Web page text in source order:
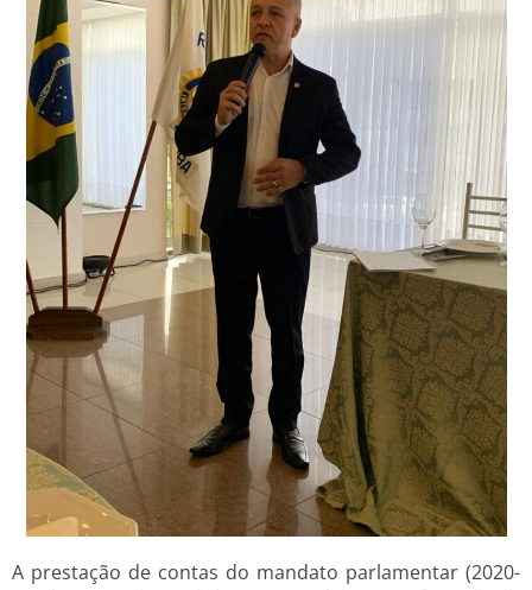
A prestação de contas do mandato parlamentar (2020-